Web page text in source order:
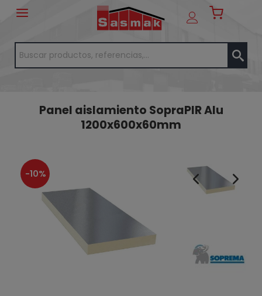
Panel aislamiento SopraPIR Alu
1200x600x60mm
-10%